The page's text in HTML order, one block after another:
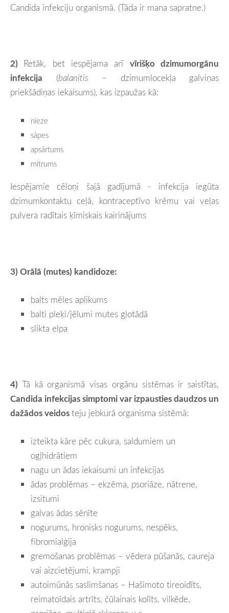
Candida infekciju organismā. (Tāda ir mana sapratne.)
2) Retāk, bet iespējama arī vīrišķo dzimumorgānu
infekcija (balanitis – dzimumlocekļa galviņas
priekšādiņas iekaisums), kas izpaužas kā:
nieze
sāpes
apsārtums
mitrums
Iespējamie cēloņi šajā gadījumā - infekcija iegūta
dzimumkontaktu ceļā, kontraceptīvo krēmu vai veļas
pulvera radītais ķīmiskais kairinājums
3) Orālā (mutes) kandidoze:
balts mēles aplikums
balti pleķi/jēlumi mutes gļotādā
slikta elpa
4) Tā kā organismā visas orgānu sistēmas ir saistītas,
Candida infekcijas simptomi var izpausties daudzos un
dažādos veidosteju jebkurā organisma sistēmā:
izteikta kāre pēc cukura, saldumiem un
ogļhidrātiem
nagu un ādas iekaisumi un infekcijas
ādas problēmas – ekzēma, psoriāze, nātrene,
izsitumi
galvas ādas sēnīte
nogurums, hronisks nogurums, nespēks,
fibromialģija
gremošanas problēmas – vēdera pūšanās, caureja
vai aizcietējumi, krampji
autoimūnās saslimšanas – Hašimoto tireoidīts,
reimatoīdais artrīts, čūlainais kolīts, vilkēde,